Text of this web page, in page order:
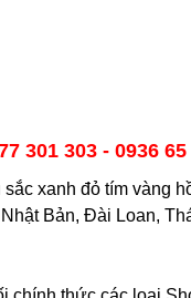
301 303 - 0936 65
xanh đỏ tím vàng
Bản, Đài Loan,